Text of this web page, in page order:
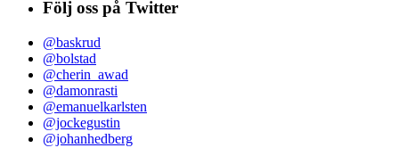
Följ oss på Twitter
@baskrud
@bolstad
@cherin_awad
@damonrasti
@emanuelkarlsten
@jockegustin
@johanhedberg